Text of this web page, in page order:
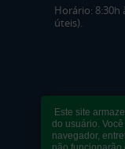
Horário: 8:30h
úteis).
Este site
do usuário.
navegador,